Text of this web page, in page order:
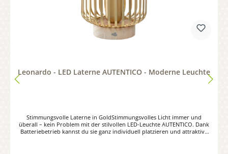
Leonardo - LED Laterne AUTENTICO - Moderne Leuchte
Stimmungsvolle Laterne in GoldStimmungsvolles Licht immer und
überall – kein Problem mit der stilvollen LED-Leuchte AUTENTICO. Dank
Batteriebetrieb kannst du sie ganz individuell platzieren und attraktive